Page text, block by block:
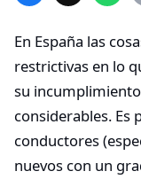
En España las
restrictivas en lo
su
considerables. Es
conductores
nuevos con un